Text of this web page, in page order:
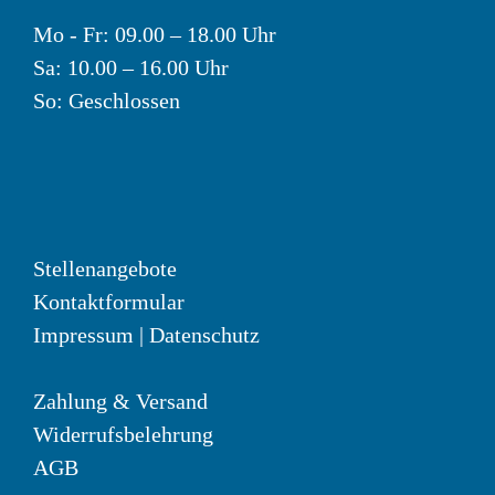
Mo - Fr: 09.00 – 18.00 Uhr
Sa: 10.00 – 16.00 Uhr
So: Geschlossen
Stellenangebote
Kontaktformular
Impressum | Datenschutz
Zahlung & Versand
Widerrufsbelehrung
AGB